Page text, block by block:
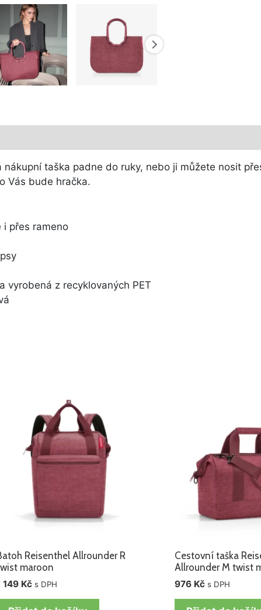
nákupní taška padne do ruky, nebo ji můžete nosit
Vás bude hračka.
i přes rameno
vyrobená z recyklovaných PET
Reisenthel Allrounder R
maroon
149 Kč s DPH
Cestovní taška
Allrounder M twist
976 Kč s DPH